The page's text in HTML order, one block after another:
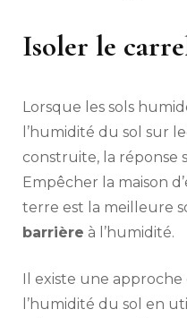
Isoler le
Lorsque les sols
l’humidité du sol sur
construite, la réponse
Empêcher la maison
terre est la meilleure
barrière à l’humidité.
Il existe une
l’humidité du sol en